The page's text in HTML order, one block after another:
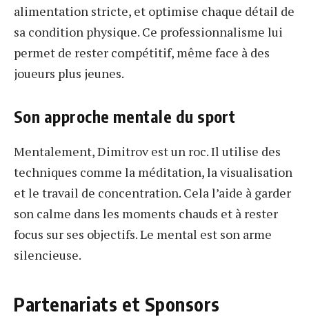
alimentation stricte, et optimise chaque détail de
sa condition physique. Ce professionnalisme lui
permet de rester compétitif, même face à des
joueurs plus jeunes.
Son approche mentale du sport
Mentalement, Dimitrov est un roc. Il utilise des
techniques comme la méditation, la visualisation
et le travail de concentration. Cela l’aide à garder
son calme dans les moments chauds et à rester
focus sur ses objectifs. Le mental est son arme
silencieuse.
Partenariats et Sponsors